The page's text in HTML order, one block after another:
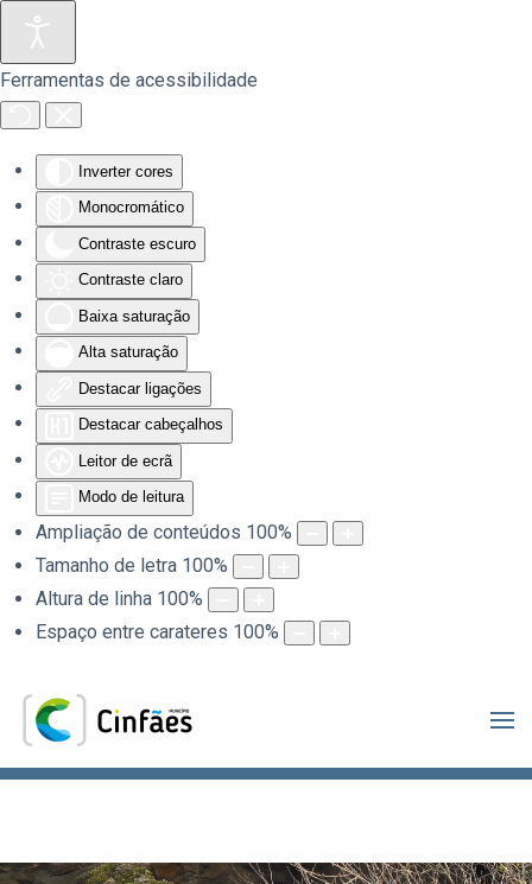
Ferramentas de acessibilidade
Inverter cores
Monocromático
Contraste escuro
Contraste claro
Baixa saturação
Alta saturação
Destacar ligações
Destacar cabeçalhos
Leitor de ecrã
Modo de leitura
Ampliação de conteúdos 100%
Tamanho de letra 100%
Altura de linha 100%
Espaço entre carateres 100%
Saltar para o conteúdo principal
.